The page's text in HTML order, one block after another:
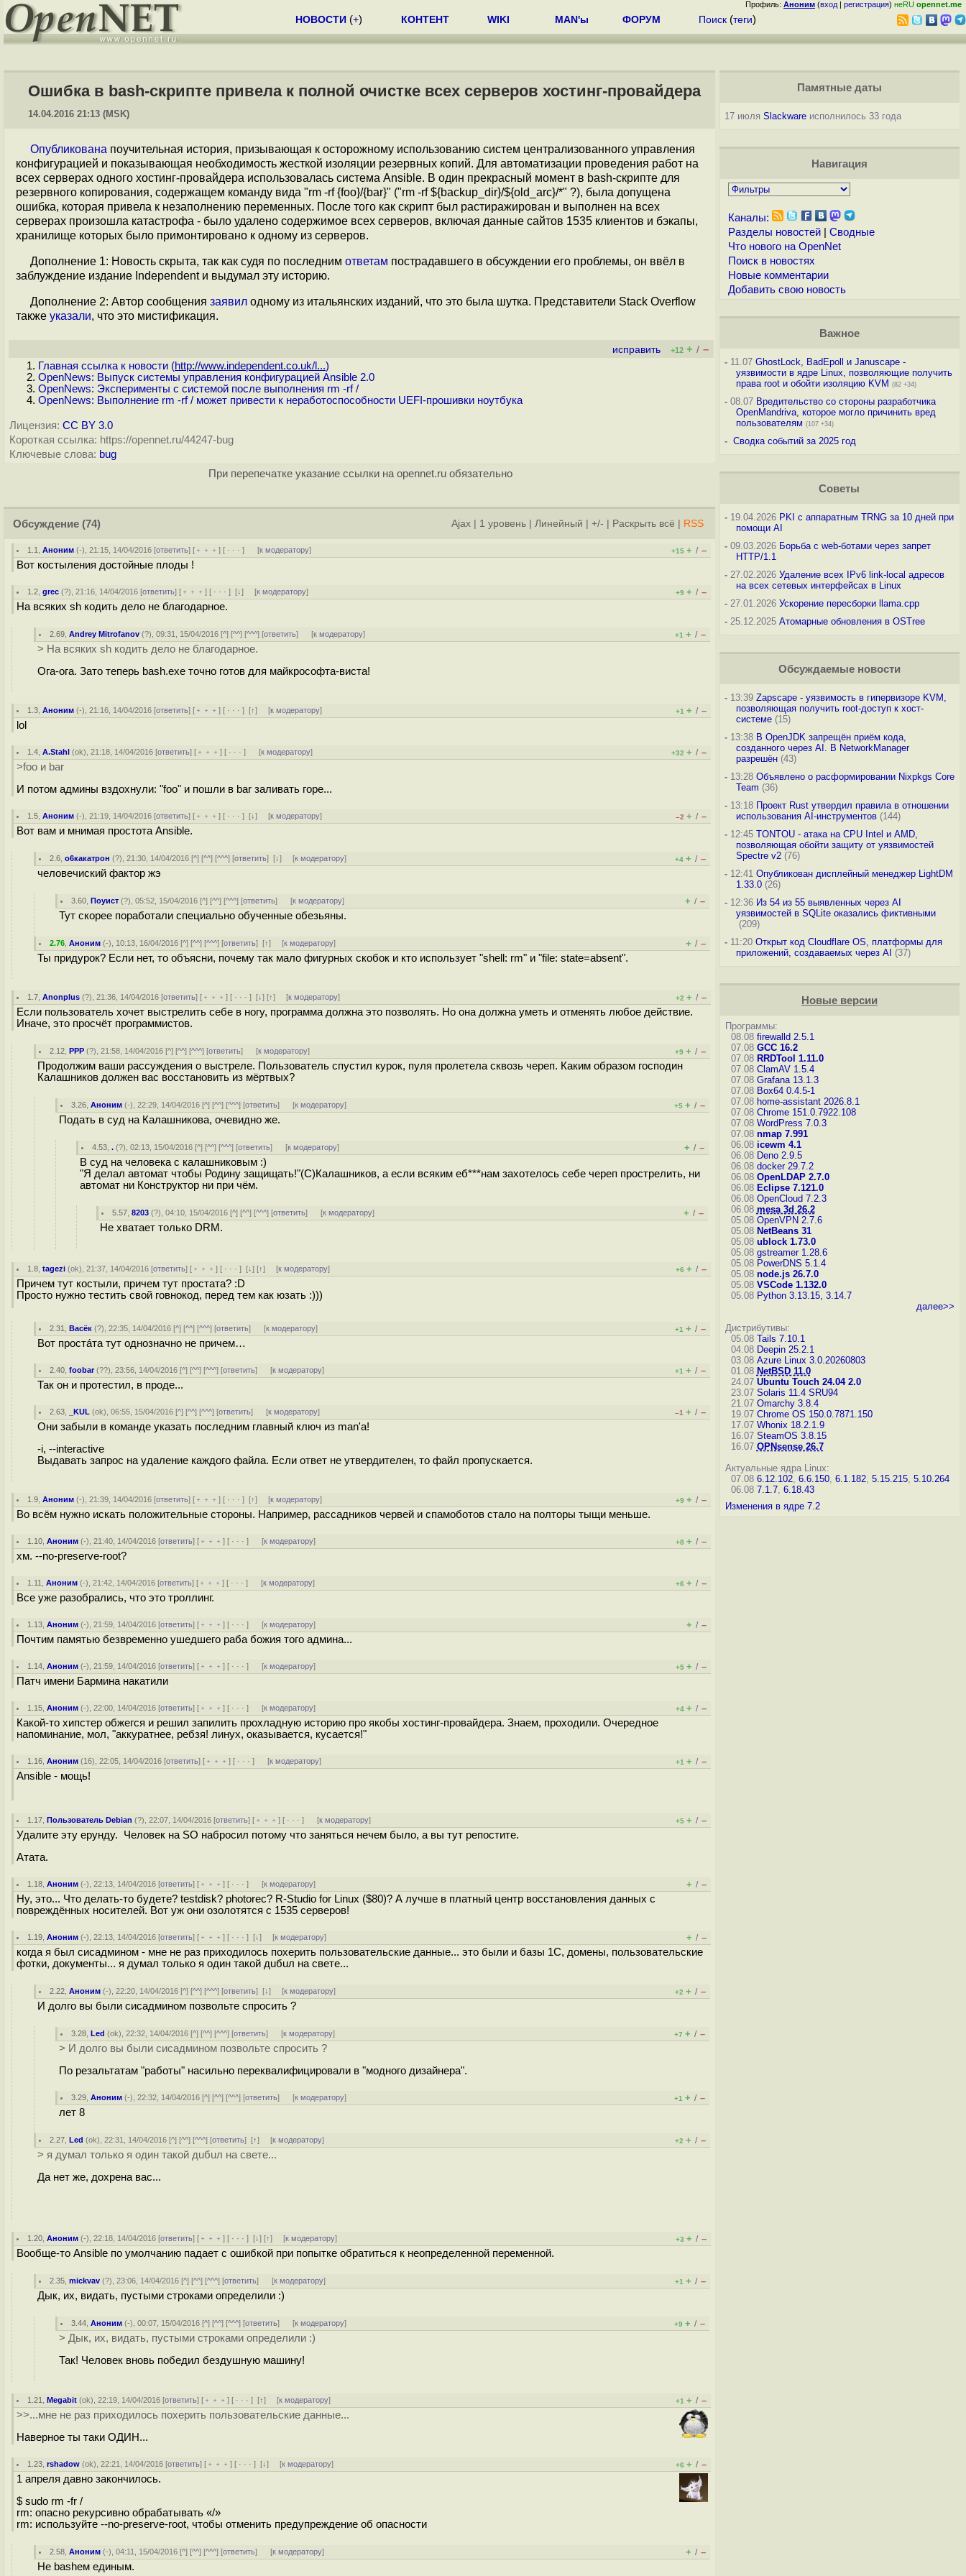
Профиль: Аноним (вход | регистрация) неRU opennet.me
НОВОСТИ (+) КОНТЕНТ WIKI MAN'ы ФОРУМ Поиск (теги)
Ошибка в bash-скрипте привела к полной очистке всех серверов хостинг-провайдера
14.04.2016 21:13 (MSK)
Опубликована поучительная история, призывающая к осторожному использованию систем централизованного управления
конфигурацией и показывающая необходимость жесткой изоляции резервных копий. Для автоматизации проведения работ на
всех серверах одного хостинг-провайдера использовалась система Ansible. В один прекрасный момент в bash-скрипте для
резервного копирования, содержащем команду вида "rm -rf {foo}/{bar}" ("rm -rf ${backup_dir}/${old_arc}/*" ?), была допущена
ошибка, которая привела к незаполнению переменных. После того как скрипт был растиражирован и выполнен на всех
серверах произошла катастрофа - было удалено содержимое всех серверов, включая данные сайтов 1535 клиентов и бэкапы,
хранилище которых было примонтировано к одному из серверов.
Дополнение 1: Новость скрыта, так как судя по последним ответам пострадавшего в обсуждении его проблемы, он ввёл в
заблуждение издание Independent и выдумал эту историю.
Дополнение 2: Автор сообщения заявил одному из итальянских изданий, что это была шутка. Представители Stack Overflow
также указали, что это мистификация.
исправить +12 + / –
Главная ссылка к новости (http://www.independent.co.uk/l...)
OpenNews: Выпуск системы управления конфигурацией Ansible 2.0
OpenNews: Эксперименты с системой после выполнения rm -rf /
OpenNews: Выполнение rm -rf / может привести к неработоспособности UEFI-прошивки ноутбука
Лицензия: CC BY 3.0
Короткая ссылка: https://opennet.ru/44247-bug
Ключевые слова: bug
При перепечатке указание ссылки на opennet.ru обязательно
Обсуждение (74) Ajax 1 уровень Линейный +/- Раскрыть всё RSS
1.1 ,Аноним (-), 21:15, 14/04/2016 [ответить] [ ﹢﹢﹢] [ · · ·] [к модератору] +15 + / –
Вот костыления достойные плоды !
1.2 ,grec (?), 21:16, 14/04/2016 [ответить] [ ﹢﹢﹢] [ · · ·][↓] [к модератору] +9 + / –
На всяких sh кодить дело не благодарное.
2.69 ,Andrey Mitrofanov (?), 09:31, 15/04/2016 [^] [^^] [^^^] [ответить] [к модератору] +1 + / –
> На всяких sh кодить дело не благодарное.
Ога-ога. Зато теперь bash.exe точно готов для майкрософта-виста!
1.3 ,Аноним (-), 21:16, 14/04/2016 [ответить] [ ﹢﹢﹢] [ · · ·][↑] [к модератору] +1 + / –
lol
1.4 ,A.Stahl (ok), 21:18, 14/04/2016 [ответить] [ ﹢﹢﹢] [ · · ·] [к модератору] +32 + / –
>foo и bar
И потом админы вздохнули: "foo" и пошли в bar заливать горе...
1.5 ,Аноним (-), 21:19, 14/04/2016 [ответить] [ ﹢﹢﹢] [ · · ·][↓] [к модератору] –2 + / –
Вот вам и мнимая простота Ansible.
2.6 ,о6какатрон (?), 21:30, 14/04/2016 [^] [^^] [^^^] [ответить][↓] [к модератору] +4 + / –
человечиский фактор жэ
3.60 ,Поуист (?), 05:52, 15/04/2016 [^] [^^] [^^^] [ответить] [к модератору] + / –
Тут скорее поработали специально обученные обезьяны.
2.76 ,Аноним (-), 10:13, 16/04/2016 [^] [^^] [^^^] [ответить][↑] [к модератору] + / –
Ты придурок? Если нет, то объясни, почему так мало фигурных скобок и кто использует "shell: rm" и "file: state=absent".
1.7 ,Anonplus (?), 21:36, 14/04/2016 [ответить] [ ﹢﹢﹢] [ · · ·][↓] [↑] [к модератору] +2 + / –
Если пользователь хочет выстрелить себе в ногу, программа должна это позволять. Но она должна уметь и отменять любое действие.
Иначе, это просчёт программистов.
2.12 ,РРР (?), 21:58, 14/04/2016 [^] [^^] [^^^] [ответить] [к модератору] +9 + / –
Продолжим ваши рассуждения о выстреле. Пользователь спустил курок, пуля пролетела сквозь череп. Каким образом господин
Калашников должен вас восстановить из мёртвых?
3.26 ,Аноним (-), 22:29, 14/04/2016 [^] [^^] [^^^] [ответить] [к модератору] +5 + / –
Подать в суд на Калашникова, очевидно же.
4.53 ,. (?), 02:13, 15/04/2016 [^] [^^] [^^^] [ответить] [к модератору] + / –
В суд на человека с калашниковым :)
"Я делал автомат чтобы Родину защищать!"(С)Калашников, а если всяким еб***нам захотелось себе череп прострелить, ни
автомат ни Конструктор ни при чём.
5.57 ,8203 (?), 04:10, 15/04/2016 [^] [^^] [^^^] [ответить] [к модератору] + / –
Не хватает только DRM.
1.8 ,tagezi (ok), 21:37, 14/04/2016 [ответить] [ ﹢﹢﹢] [ · · ·][↓] [↑] [к модератору] +6 + / –
Причем тут костыли, причем тут простата? :D
Просто нужно тестить свой говнокод, перед тем как юзать :)))
2.31 ,Васёк (?), 22:35, 14/04/2016 [^] [^^] [^^^] [ответить] [к модератору] +1 + / –
Вот простáта тут однозначно не причем…
2.40 ,foobar(??), 23:56, 14/04/2016 [^] [^^] [^^^] [ответить] [к модератору] +1 + / –
Так он и протестил, в проде...
2.63 _KUL (ok), 06:55, 15/04/2016 [^] [^^] [^^^] [ответить] [к модератору] –1 + / –
Они забыли в команде указать последним главный ключ из man'а!
-i, --interactive
Выдавать запрос на удаление каждого файла. Если ответ не утвердителен, то файл пропускается.
1.9 ,Аноним (-), 21:39, 14/04/2016 [ответить] [ ﹢﹢﹢] [ · · ·][↑] [к модератору] +9 + / –
Во всём нужно искать положительные стороны. Например, рассадников червей и спамоботов стало на полторы тыщи меньше.
1.10 ,Аноним (-), 21:40, 14/04/2016 [ответить] [ ﹢﹢﹢] [ · · ·] [к модератору] +8 + / –
хм. --no-preserve-root?
1.11 ,Аноним (-), 21:42, 14/04/2016 [ответить] [ ﹢﹢﹢] [ · · ·] [к модератору] +6 + / –
Все уже разобрались, что это троллинг.
1.13 ,Аноним (-), 21:59, 14/04/2016 [ответить] [ ﹢﹢﹢] [ · · ·] [к модератору] + / –
Почтим памятью безвременно ушедшего раба божия того админа...
1.14 ,Аноним (-), 21:59, 14/04/2016 [ответить] [ ﹢﹢﹢] [ · · ·] [к модератору] +5 + / –
Патч имени Бармина накатили
1.15 ,Аноним (-), 22:00, 14/04/2016 [ответить] [ ﹢﹢﹢] [ · · ·] [к модератору] +4 + / –
Какой-то хипстер обжегся и решил запилить прохладную историю про якобы хостинг-провайдера. Знаем, проходили. Очередное
напоминание, мол, "аккуратнее, ребзя! линух, оказывается, кусается!"
1.16 ,Аноним (16), 22:05, 14/04/2016 [ответить] [ ﹢﹢﹢] [ · · ·] [к модератору] +1 + / –
Ansible - мощь!
1.17 ,Пользователь Debian (?), 22:07, 14/04/2016 [ответить] [ ﹢﹢﹢] [ · · ·] [к модератору] +5 + / –
Удалите эту ерунду. Человек на SO набросил потому что заняться нечем было, а вы тут репостите.
Атата.
1.18 ,Аноним (-), 22:13, 14/04/2016 [ответить] [ ﹢﹢﹢] [ · · ·] [к модератору] + / –
Ну, это... Что делать-то будете? testdisk? photorec? R-Studio for Linux ($80)? А лучше в платный центр восстановления данных с
повреждённых носителей. Вот уж они озолотятся с 1535 серверов!
1.19 ,Аноним (-), 22:13, 14/04/2016 [ответить] [ ﹢﹢﹢] [ · · ·][↓] [к модератору] + / –
когда я был сисадмином - мне не раз приходилось похерить пользовательские данные... это были и базы 1С, домены, пользовательские
фотки, документы... я думал только я один такой дuбuл на свете...
2.22 ,Аноним (-), 22:20, 14/04/2016 [^] [^^] [^^^] [ответить][↓] [к модератору] +2 + / –
И долго вы были сисадмином позвольте спросить ?
3.28 ,Led (ok), 22:32, 14/04/2016 [^] [^^] [^^^] [ответить] [к модератору] +7 + / –
> И долго вы были сисадмином позвольте спросить ?
По резальтатам "работы" насильно переквалифицировали в "модного дизайнера".
3.29 ,Аноним (-), 22:32, 14/04/2016 [^] [^^] [^^^] [ответить] [к модератору] +1 + / –
лет 8
2.27 ,Led (ok), 22:31, 14/04/2016 [^] [^^] [^^^] [ответить][↑] [к модератору] +2 + / –
> я думал только я один такой дuбuл на свете...
Да нет же, дохрена вас...
1.20 ,Аноним (-), 22:18, 14/04/2016 [ответить] [ ﹢﹢﹢] [ · · ·][↓] [↑] [к модератору] +3 + / –
Вообще-то Ansible по умолчанию падает с ошибкой при попытке обратиться к неопределенной переменной.
2.35 ,mickvav (?), 23:06, 14/04/2016 [^] [^^] [^^^] [ответить] [к модератору] +1 + / –
Дык, их, видать, пустыми строками определили :)
3.44 ,Аноним (-), 00:07, 15/04/2016 [^] [^^] [^^^] [ответить] [к модератору] +9 + / –
> Дык, их, видать, пустыми строками определили :)
Так! Человек вновь победил бездушную машину!
1.21 ,Megabit (ok), 22:19, 14/04/2016 [ответить] [ ﹢﹢﹢] [ · · ·][↑] [к модератору] +1 + / –
>>...мне не раз приходилось похерить пользовательские данные...
Наверное ты таки ОДИН...
1.23 ,rshadow (ok), 22:21, 14/04/2016 [ответить] [ ﹢﹢﹢] [ · · ·][↓] [к модератору] +6 + / –
1 апреля давно закончилось.
$ sudo rm -fr /
rm: опасно рекурсивно обрабатывать «/»
rm: используйте --no-preserve-root, чтобы отменить предупреждение об опасности
2.58 ,Аноним (-), 04:11, 15/04/2016 [^] [^^] [^^^] [ответить] [к модератору] + / –
Не bashем единым.
Памятные даты
17 июля Slackwareисполнилось 33 года
Навигация
Каналы:
Разделы новостей| Сводные
Что нового на OpenNet
Поиск в новостях
Новые комментарии
Добавить свою новость
Важное
-11.07 GhostLock, BadEpoll и Januscape -
уязвимости в ядре Linux, позволяющие получить
права root и обойти изоляцию KVM (82 +34)
-08.07 Вредительство со стороны разработчика
OpenMandriva, которое могло причинить вред
пользователям (107 +34)
- Сводка событий за 2025 год
Советы
-19.04.2026 PKI с аппаратным TRNG за 10 дней при
помощи AI
-09.03.2026 Борьба с web-ботами через запрет
HTTP/1.1
-27.02.2026 Удаление всех IPv6 link-local адресов
на всех сетевых интерфейсах в Linux
-27.01.2026 Ускорение пересборки llama.cpp
-25.12.2025 Атомарные обновления в OSTree
Обсуждаемые новости
-13:39 Zapscape - уязвимость в гипервизоре KVM,
позволяющая получить root-доступ к хост-
системе(15)
-13:38 В OpenJDK запрещён приём кода,
созданного через AI. В NetworkManager
разрешён(43)
-13:28 Объявлено о расформировании Nixpkgs Core
Team (36)
-13:18 Проект Rust утвердил правила в отношении
использования AI-инструментов(144)
-12:45 TONTOU - атака на CPU Intel и AMD,
позволяющая обойти защиту от уязвимостей
Spectre v2(76)
-12:41 Опубликован дисплейный менеджер LightDM
1.33.0(26)
-12:36 Из 54 из 55 выявленных через AI
уязвимостей в SQLite оказались фиктивными
(209)
-11:20 Открыт код Cloudflare OS, платформы для
приложений, создаваемых через AI (37)
Новые версии
Программы:
08.08 firewalld 2.5.1
07.08 GCC 16.2
07.08 RRDTool 1.11.0
07.08 ClamAV 1.5.4
07.08 Grafana 13.1.3
07.08 Box64 0.4.5-1
07.08 home-assistant 2026.8.1
07.08 Chrome 151.0.7922.108
07.08 WordPress 7.0.3
07.08 nmap 7.991
06.08 icewm 4.1
06.08 Deno 2.9.5
06.08 docker 29.7.2
06.08 OpenLDAP 2.7.0
06.08 Eclipse 7.121.0
06.08 OpenCloud 7.2.3
06.08 mesa 3d 26.2
05.08 OpenVPN 2.7.6
05.08 NetBeans 31
05.08 ublock 1.73.0
05.08 gstreamer 1.28.6
05.08 PowerDNS 5.1.4
05.08 node.js 26.7.0
05.08 VSCode 1.132.0
05.08 Python 3.13.15, 3.14.7
далее>>
Дистрибутивы:
05.08 Tails 7.10.1
04.08 Deepin 25.2.1
03.08 Azure Linux 3.0.20260803
01.08 NetBSD 11.0
24.07 Ubuntu Touch 24.04 2.0
23.07 Solaris 11.4 SRU94
21.07 Omarchy 3.8.4
19.07 Chrome OS 150.0.7871.150
17.07 Whonix 18.2.1.9
16.07 SteamOS 3.8.15
16.07 OPNsense 26.7
Актуальные ядра Linux:
07.08 6.12.102, 6.6.150, 6.1.182, 5.15.215, 5.10.264
06.08 7.1.7, 6.18.43
Изменения в ядре 7.2